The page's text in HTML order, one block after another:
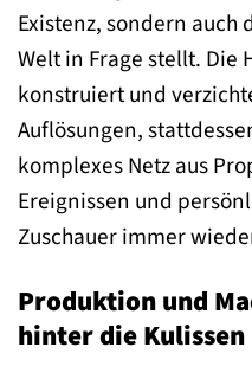
Existenz, sondern auch
Welt in Frage stellt.
konstruiert und
Auflösungen,
komplexes Netz aus
Ereignissen und
Zuschauer immer
Produktion und
hinter die Kulissen